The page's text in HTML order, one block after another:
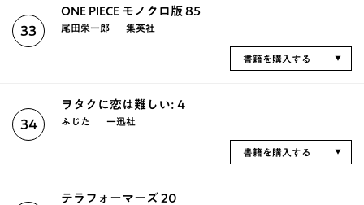
33
ONE PIECE モノクロ版 85
尾田栄一郎 集英社
書籍を購入する
34
ヲタクに恋は難しい: 4
ふじた 一迅社
書籍を購入する
テラフォーマーズ 20